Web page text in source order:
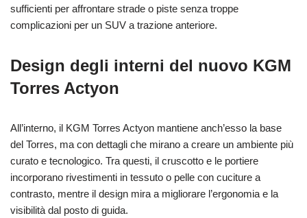
sufficienti per affrontare strade o piste senza troppe
complicazioni per un SUV a trazione anteriore.
Design degli interni del nuovo KGM
Torres Actyon
All’interno, il KGM Torres Actyon mantiene anch’esso la base
del Torres, ma con dettagli che mirano a creare un ambiente più
curato e tecnologico. Tra questi, il cruscotto e le portiere
incorporano rivestimenti in tessuto o pelle con cuciture a
contrasto, mentre il design mira a migliorare l’ergonomia e la
visibilità dal posto di guida.